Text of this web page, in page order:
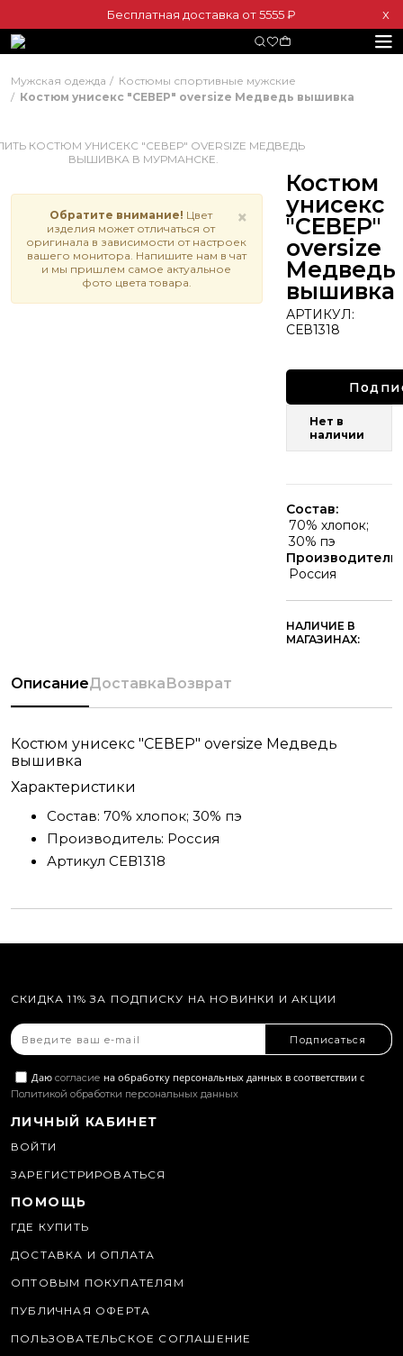
Бесплатная доставка от 5555 ₽ Х
Мужская одежда
Костюмы спортивные мужские
Костюм унисекс "СЕВЕР" oversize Медведь вышивка
×
Обратите внимание! Цвет
изделия может отличаться от
оригинала в зависимости от настроек
вашего монитора. Напишите нам в чат
и мы пришлем самое актуальное
фото цвета товара.
Костюм
унисекс
"СЕВЕР"
oversize
Медведь
вышивка
АРТИКУЛ:
СЕВ1318
Нет в
наличии
Состав:
70% хлопок;
30% пэ
Производитель:
Россия
НАЛИЧИЕ В
МАГАЗИНАХ:
ОписаниеДоставкаВозврат
Костюм унисекс "СЕВЕР" oversize Медведь
вышивка
Характеристики
Состав: 70% хлопок; 30% пэ
Производитель: Россия
Артикул СЕВ1318
СКИДКА 11% ЗА ПОДПИСКУ НА НОВИНКИ И АКЦИИ
Подписаться
Даю согласие на обработку персональных данных в соответствии с
Политикой обработки персональных данных
ЛИЧНЫЙ КАБИНЕТ
ВОЙТИ
ЗАРЕГИСТРИРОВАТЬСЯ
ПОМОЩЬ
ГДЕ КУПИТЬ
ДОСТАВКА И ОПЛАТА
ОПТОВЫМ ПОКУПАТЕЛЯМ
ПУБЛИЧНАЯ ОФЕРТА
ПОЛЬЗОВАТЕЛЬСКОЕ СОГЛАШЕНИЕ